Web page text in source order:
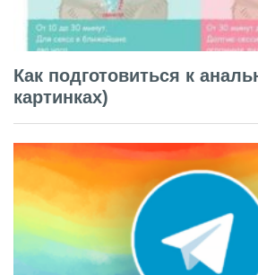
Как подготовиться к
картинках)